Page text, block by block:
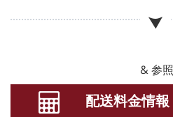
& 参照
配送料金情報